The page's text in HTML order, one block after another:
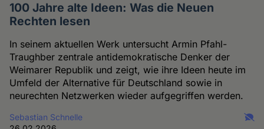
100 Jahre alte Ideen: Was die Neuen
Rechten lesen
In seinem aktuellen Werk untersucht Armin Pfahl-
Traughber zentrale antidemokratische Denker der
Weimarer Republik und zeigt, wie ihre Ideen heute im
Umfeld der Alternative für Deutschland sowie in
neurechten Netzwerken wieder aufgegriffen werden.
Sebastian Schnelle